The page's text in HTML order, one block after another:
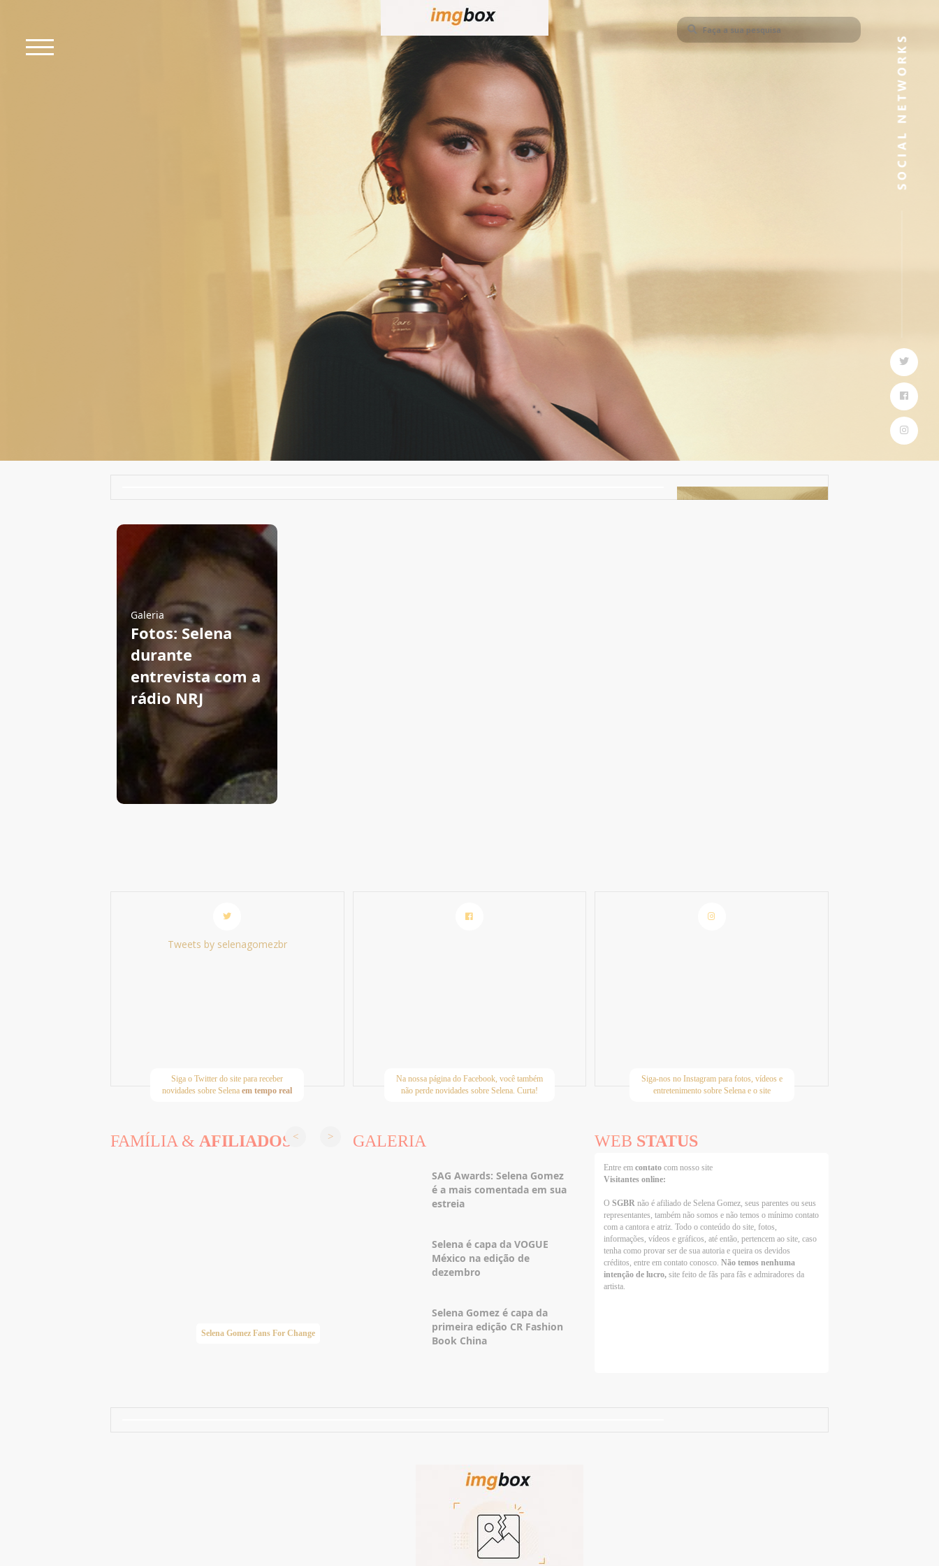
Galeria
Fotos: Selena
durante
entrevista com a
rádio NRJ
Tweets by selenagomezbr
Siga o Twitter do site para receber
novidades sobre Selenaem tempo real
Na nossa página do Facebook, você também
não perde novidades sobre Selena. Curta!
Siga-nos no Instagram para fotos, vídeos e
entretenimento sobre Selena e o site
FAMÍLIA & AFILIADOS
Selena Gomez Fans For Change Taylor Swift Brasil
GALERIA
SAG Awards: Selena Gomez
é a mais comentada em sua
estreia
Selena é capa da VOGUE
México na edição de
dezembro
Selena Gomez é capa da
primeira edição CR Fashion
Book China
WEB STATUS
Entre emcontatocom nosso site
Visitantes online:
OSGBR não é afiliado de Selena Gomez, seus parentes ou seus
representantes, também não somos e não temos o mínimo contato
com a cantora e atriz. Todo o conteúdo do site, fotos,
informações, vídeos e gráficos, até então, pertencem ao site, caso
tenha como provar ser de sua autoria e queira os devidos
créditos, entre em contato conosco.Não temos nenhuma
intenção de lucro,site feito de fãs para fãs e admiradores da
artista.